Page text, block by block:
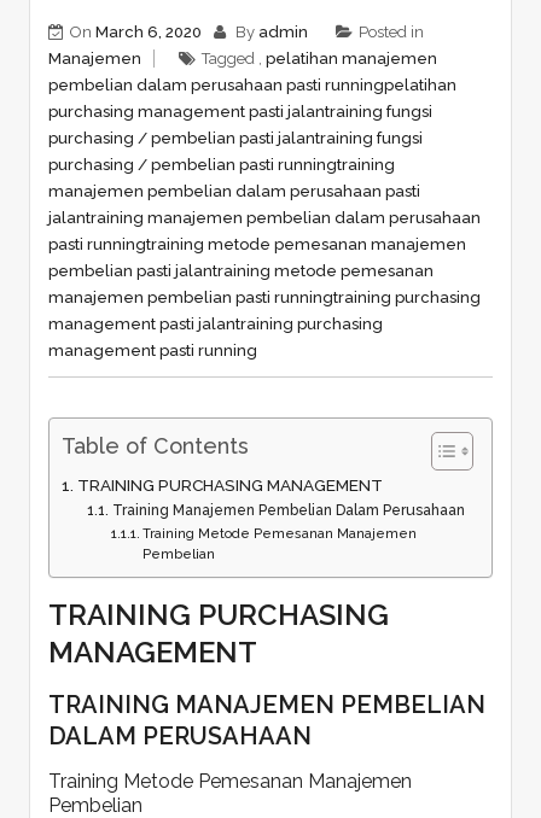
On March 6, 2020 By admin
Posted in
Manajemen
Tagged , pelatihan manajemen
pembelian dalam perusahaan pasti runningpelatihan
purchasing management pasti jalantraining fungsi
purchasing / pembelian pasti jalantraining fungsi
purchasing / pembelian pasti runningtraining
manajemen pembelian dalam perusahaan pasti
jalantraining manajemen pembelian dalam perusahaan
pasti runningtraining metode pemesanan manajemen
pembelian pasti jalantraining metode pemesanan
manajemen pembelian pasti runningtraining purchasing
management pasti jalantraining purchasing
management pasti running
Table of Contents
TRAINING PURCHASING MANAGEMENT
Training Manajemen Pembelian Dalam Perusahaan
Training Metode Pemesanan Manajemen
Pembelian
TRAINING PURCHASING
MANAGEMENT
TRAINING MANAJEMEN PEMBELIAN
DALAM PERUSAHAAN
Training Metode Pemesanan Manajemen
Pembelian